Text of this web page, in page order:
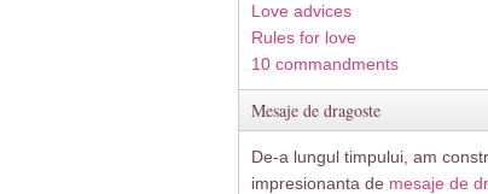
Love advices
Rules for love
10 commandments
Mesaje de dragoste
De-a lungul timpului, am
impresionanta de mesaje de